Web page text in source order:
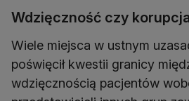
Wdzięczność czy
Wiele miejsca w ustnym
poświęcił kwestii granicy
wdzięcznością pacjentów